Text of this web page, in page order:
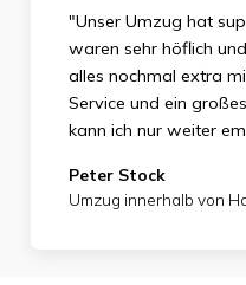
"Unser Umzug hat
waren sehr höflich
alles nochmal extra
Service und ein
kann ich nur weiter
Peter Stock
Umzug innerhalb von